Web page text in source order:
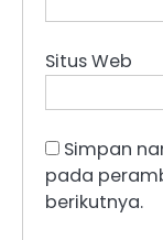
Situs Web
Simpan
pada
berikutnya.